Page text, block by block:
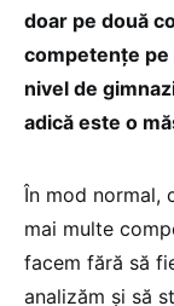
doar pe două
competențe pe
nivel de
adică este o
În mod normal,
mai multe
facem fără să
analizăm și să